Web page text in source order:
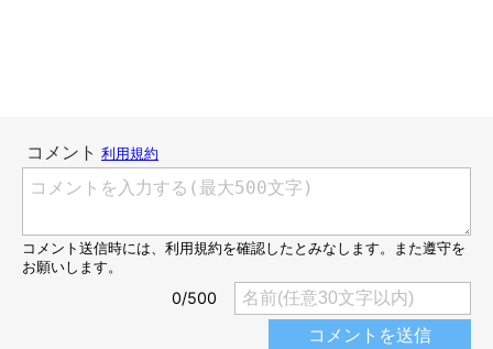
したが(笑)、かんたろうは足を揃えるのが特徴的なので、遊びた
い熱意がわかりやすいです。